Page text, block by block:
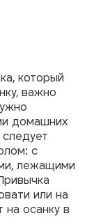
который
важно
домашних
с
лежащими
или на
на осанку в